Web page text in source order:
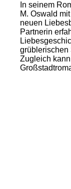
In seinem
M. Oswald
neuen
Partnerin
grüblerischen
Zugleich